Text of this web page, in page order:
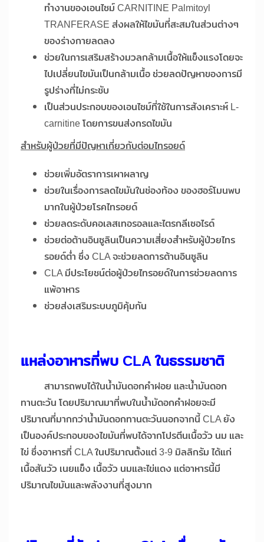
ทำงานของเอนไซม์ CARNITINE Palmitoyl
TRANFERASE ส่งผลให้ไขมันที่สะสมในส่วนต่างๆ
ของร่างกายลดลง
ช่วยในการเสริมสร้างมวลกล้ามเนื้อให้แข็งแรงโดยจะ
ไปเปลี่ยนไขมันเป็นกล้ามเนื้อ ช่วยลดปัญหาของการมี
รูปร่างที่ไม่กระชับ
เป็นส่วนประกอบของเอนไซม์ที่ใช้ในการสังเคราะห์ L-
carnitine โดยการขนส่งกรดไขมัน
สำหรับผู้ป่วยที่มีปัญหาเกี่ยวกับต่อมไทรอยด์
ช่วยเพิ่มอัตราการเผาผลาญ
ช่วยในเรื่องการลดไขมันในช่องท้อง ของฮอร์โมนพบ
มากในผู้ป่วยโรคไทรอยด์
ช่วยลดระดับคอเลสเทอรอลและไตรกลีเซอไรด์
ช่วยต่อต้านอินซูลินเป็นความเสี่ยงสำหรับผู้ป่วยไทร
รอยด์ต่ำ ซึ่ง CLA จะช่วยลดการต้านอินซูลิน
CLA มีประโยชน์ต่อผู้ป่วยไทรอยด์ในการช่วยลดการ
แพ้อาหาร
ช่วยส่งเสริมระบบภูมิคุ้มกัน
แหล่งอาหารที่พบ CLA ในธรรมชาติ
สามารถพบได้ในน้ำมันดอกคำฝอย และน้ำมันดอก
ทานตะวัน โดยปริมาณมาที่พบในน้ำมัดอกคำฝอยจะมี
ปริมาณที่มากกว่าน้ำมันดอกทานตะวันนอกจากนี้ CLA ยัง
เป็นองค์ประกอบของไขมันที่พบได้จากโปรตีนเนื้อวัว นม และ
ไข่ ซึ่งอาหารที่ CLA ในปริมาณตั้งแต่ 3-9 มิลลิกรัม ได้แก่
เนื้อสันวัว เนยแข็ง เนื้อวัว นมและไข่แดง แต่อาหารนี้มี
ปริมาณไขมันและพลังงานที่สูงมาก